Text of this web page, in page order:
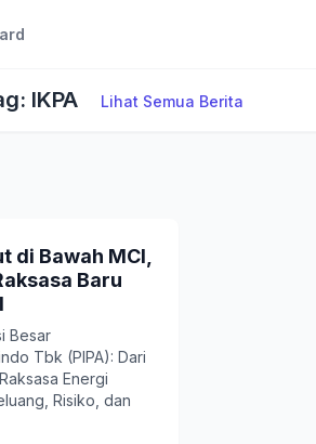
IKPA Lihat Semua Berita
di Bawah MCI,
Baru
Besar
Tbk (PIPA): Dari
Energi
Risiko, dan